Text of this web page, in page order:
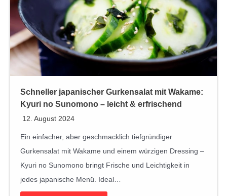
Schneller japanischer Gurkensalat mit Wakame:
Kyuri no Sunomono – leicht & erfrischend
12. August 2024
Ein einfacher, aber geschmacklich tiefgründiger
Gurkensalat mit Wakame und einem würzigen Dressing –
Kyuri no Sunomono bringt Frische und Leichtigkeit in
jedes japanische Menü. Ideal…